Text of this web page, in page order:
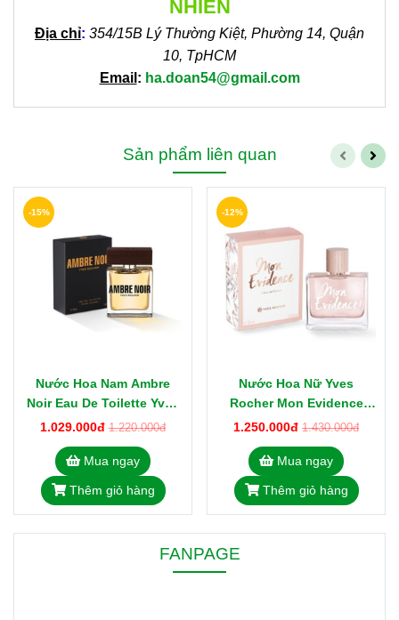
NHIÊN
Địa chỉ: 354/15B Lý Thường Kiệt, Phường 14, Quận
10, TpHCM
Email : ha.doan54@gmail.com
Sản phẩm liên quan
Nước Hoa Nam Ambre
Noir Eau De Toilette Yves
Rocher 50ml Từ Pháp
1.029.000đ 1.220.000đ
-15%
Mua ngay
Thêm giỏ hàng
Nước Hoa Nữ Yves
Rocher Mon Evidence
Eau De Parfum 50 ml
1.250.000đ 1.430.000đ
-12%
Mua ngay
Thêm giỏ hàng
FANPAGE